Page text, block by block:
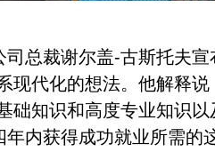
总裁谢尔盖-古斯托夫
现代化的想法。他解释
础知识和高度专业知识
内获得成功就业所需的